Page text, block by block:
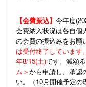
【会費振込】 今年度(
会費納入状況は各自個
の会費の振込みをお願
は受付終了しています
年8/15(土)です。減額
ム＞から申請し、承認
い。（10月開催予定の